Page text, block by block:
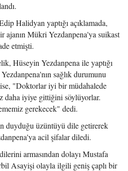
Halidyan yaptığı açıklamada,
ajanın Mükri Yezdanpena'ya suikast
etmişti.
Hüseyin Yezdanpena ile yaptığı
sağlık durumunu
"Doktorlar iyi bir müdahalede
daha iyiye gittiğini söylüyorlar.
gerekecek" dedi.
duyduğu üzüntüyü dile getirerek
acil şifalar diledi.
armasından dolayı Mustafa
Asayişi olayla ilgili geniş çaplı bir